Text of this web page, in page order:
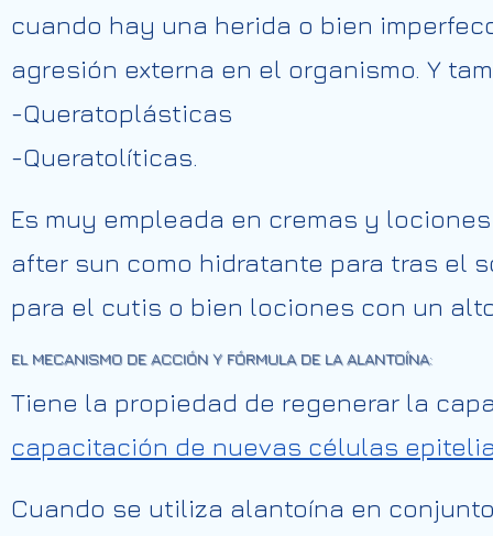
cuando hay una herida o bien
agresión externa en el organismo. Y
-Queratoplásticas
-Queratolíticas.
Es muy empleada en cremas y
after sun como hidratante para tras el
para el cutis o bien lociones con un
EL MECANISMO DE ACCIÓN Y FÓRMULA DE LA ALANTOÍNA:
Tiene la propiedad de regenerar la
capacitación de nuevas células
Cuando se utiliza alantoína en